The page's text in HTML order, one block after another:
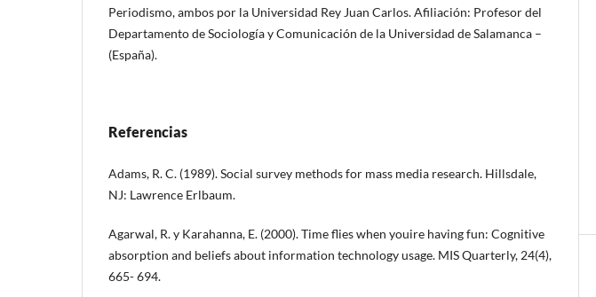
Periodismo, ambos por la Universidad Rey Juan Carlos. Afiliación: Profesor del
Departamento de Sociología y Comunicación de la Universidad de Salamanca –
(España).
Referencias
Adams, R. C. (1989). Social survey methods for mass media research. Hillsdale,
NJ: Lawrence Erlbaum.
Agarwal, R. y Karahanna, E. (2000). Time flies when youire having fun: Cognitive
absorption and beliefs about information technology usage. MIS Quarterly, 24(4),
665- 694.